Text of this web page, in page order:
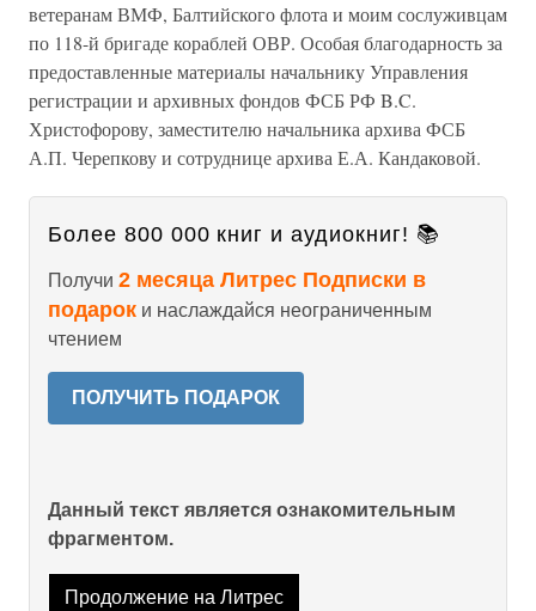
ветеранам ВМФ, Балтийского флота и моим сослуживцам
по 118-й бригаде кораблей ОВР. Особая благодарность за
предоставленные материалы начальнику Управления
регистрации и архивных фондов ФСБ РФ B.C.
Христофорову, заместителю начальника архива ФСБ
А.П. Черепкову и сотруднице архива Е.А. Кандаковой.
Более 800 000 книг и аудиокниг! 📚
Получи 2 месяца Литрес Подписки в
подарок и наслаждайся неограниченным
чтением
ПОЛУЧИТЬ ПОДАРОК
Данный текст является ознакомительным
фрагментом.
Продолжение на Литрес